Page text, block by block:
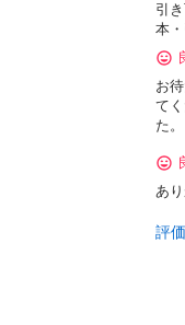
引
本
お
て
た。
あ
評